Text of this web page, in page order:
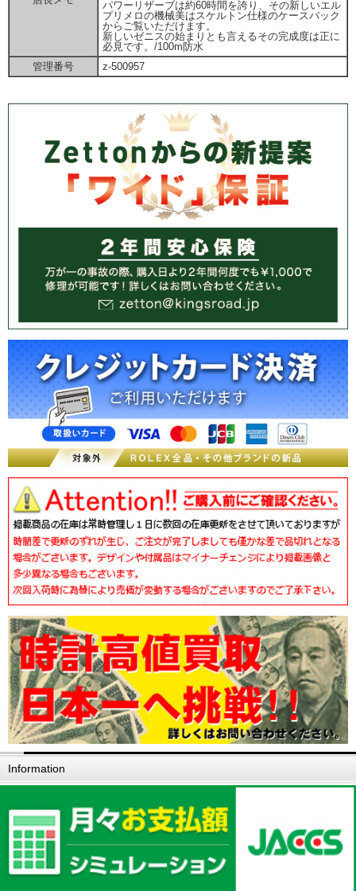
パワーリザーブは約60時間を誇り、その新しいエル
プリメロの機械美はスケルトン仕様のケースバック
からご覧いただけます。
新しいゼニスの始まりとも言えるその完成度は正に
必見です。/100m防水
管理番号
z-500957
Information